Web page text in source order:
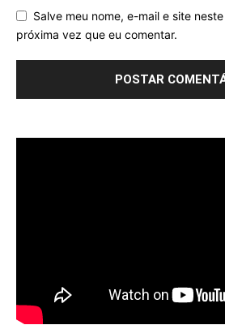
Salve meu nome, e-mail e site
próxima vez que eu comentar.